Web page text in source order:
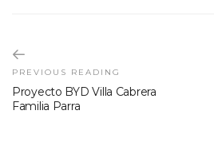
PREVIOUS READING
Proyecto BYD Villa Cabrera
Familia Parra